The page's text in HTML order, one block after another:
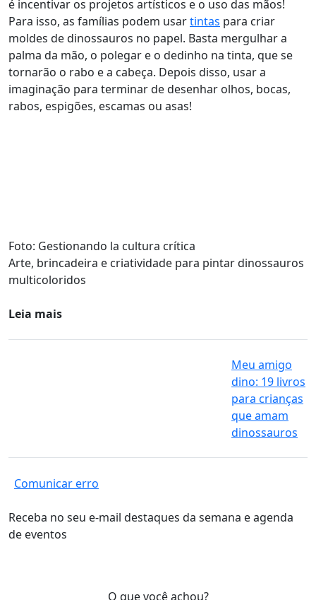
é incentivar os projetos artísticos e o uso das mãos!
Para isso, as famílias podem usartintas para criar
moldes de dinossauros no papel. Basta mergulhar a
palma da mão, o polegar e o dedinho na tinta, que se
tornarão o rabo e a cabeça. Depois disso, usar a
imaginação para terminar de desenhar olhos, bocas,
rabos, espigões, escamas ou asas!
Foto: Gestionando la cultura crítica
Arte, brincadeira e criatividade para pintar dinossauros
multicoloridos
Leia mais
Meu amigo
dino: 19 livros
para crianças
que amam
dinossauros
Comunicar erro
Receba no seu e-mail destaques da semana e agenda
de eventos
O que você achou?